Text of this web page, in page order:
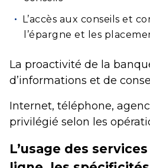
L’accès aux conseils et
l’épargne et les
La proactivité de la
d’informations et de
Internet, téléphone,
privilégié selon les
L’usage des